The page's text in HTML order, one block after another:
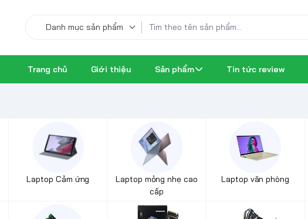
Trang chủ Giới thiệu Sản phẩm Tin tức review
Laptop Cảm ứng
Laptop mỏng nhẹ cao
cấp
Laptop văn phòng